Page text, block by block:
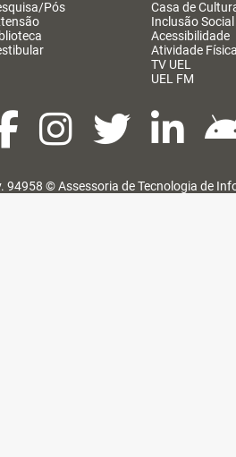
Pós
Casa de
Inclusão Social
Acessibilidade
Atividade Física
TV UEL
UEL FM
94958 ©Assessoria de Tecnologia de